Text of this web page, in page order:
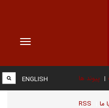
Toggle
پیوند ها
ما RSS
ENGLISH